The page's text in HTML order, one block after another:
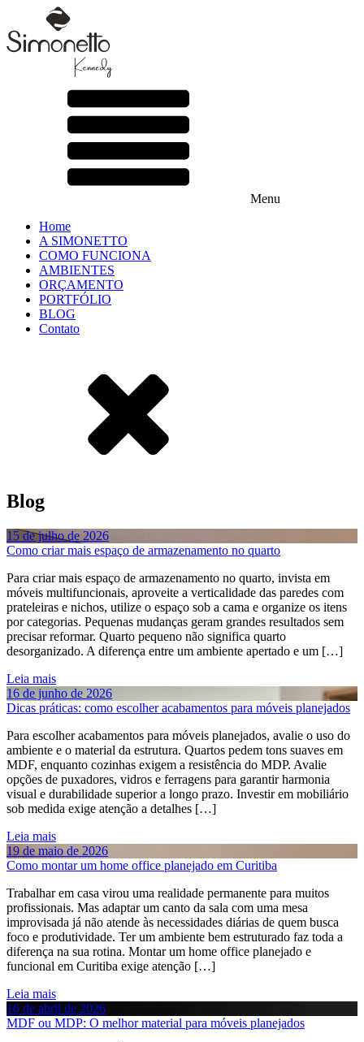
Menu
Home
A SIMONETTO
COMO FUNCIONA
AMBIENTES
ORÇAMENTO
PORTFÓLIO
BLOG
Contato
Blog
15 de julho de 2026
Como criar mais espaço de armazenamento no quarto
Para criar mais espaço de armazenamento no quarto, invista em
móveis multifuncionais, aproveite a verticalidade das paredes com
prateleiras e nichos, utilize o espaço sob a cama e organize os itens
por categorias. Pequenas mudanças geram grandes resultados sem
precisar reformar. Quarto pequeno não significa quarto
desorganizado. A diferença entre um ambiente apertado e um […]
Leia mais
16 de junho de 2026
Dicas práticas: como escolher acabamentos para móveis planejados
Para escolher acabamentos para móveis planejados, avalie o uso do
ambiente e o material da estrutura. Quartos pedem tons suaves em
MDF, enquanto cozinhas exigem a resistência do MDP. Avalie
opções de puxadores, vidros e ferragens para garantir harmonia
visual e durabilidade superior a longo prazo. Investir em mobiliário
sob medida exige atenção a detalhes […]
Leia mais
19 de maio de 2026
Como montar um home office planejado em Curitiba
Trabalhar em casa virou uma realidade permanente para muitos
profissionais. Mas adaptar um canto da sala com uma mesa
improvisada já não atende às necessidades diárias de quem busca
foco e produtividade. Ter um ambiente bem estruturado faz toda a
diferença na sua rotina. Montar um home office planejado e
funcional em Curitiba exige atenção […]
Leia mais
16 de abril de 2026
MDF ou MDP: O melhor material para móveis planejados